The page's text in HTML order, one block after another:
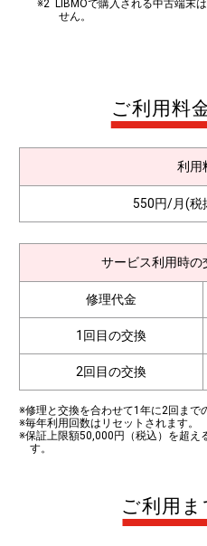
LIBMOで購入される中古端末
せん。
ご利用料
利用
550円/月(税
サービス利用時の
修理代金
1回目の交換
2回目の交換
※修理と交換を合わせて1年に2回まで
※毎年利用回数はリセットされます。
※保証上限額50,000円（税込）を超え
す。
ご利用